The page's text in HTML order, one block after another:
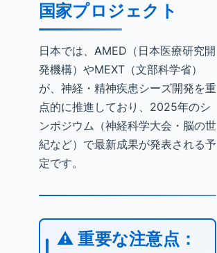
国家プロジェクト
日本では、AMED（日本医療研究開
発機構）やMEXT（文部科学省）
が、神経・精神疾患シーズ開発を重
点的に推進しており、2025年のシ
ンポジウム（神経科学大会・脳の世
紀など）で最新成果が発表される予
定です。
⚠️ 重要な注意点：